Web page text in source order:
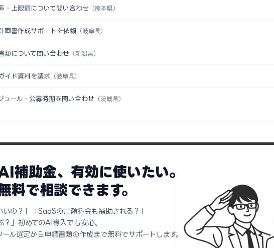
・上限額について問い合わせ （熊本県）
画書作成サポートを依頼 （岐阜県）
類について問い合わせ （新潟県）
イド資料を請求 （岐阜県）
ュール・公募時期を問い合わせ （茨城県）
補助金、有効に使いたい。
料で相談できます。
いの？」「SaaSの月額料金も補助される？」
」初めてのAI導入でも安心。
ル選定から申請書類の作成まで無料でサポートします。